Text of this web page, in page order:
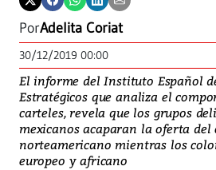
PorAdelita Coriat
30/12/2019 00:00
El informe del Instituto Español
Estratégicos que analiza el
carteles, revela que los grupos
mexicanos acaparan la oferta del
norteamericano mientras los
europeo y africano